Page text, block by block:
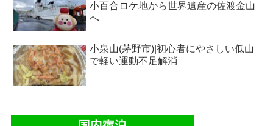
小百合ロケ地から世界遺産の佐渡金山
へ
小泉山(茅野市)|初心者にやさしい低山
で軽い運動不足解消